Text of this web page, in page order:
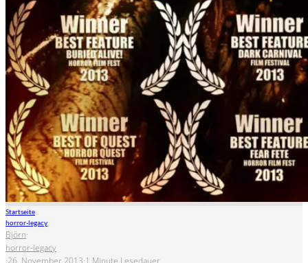
Startseite
horror-legacy
Björn·
horror-legacy
·26. November 2013·1 Minute Lesedauer